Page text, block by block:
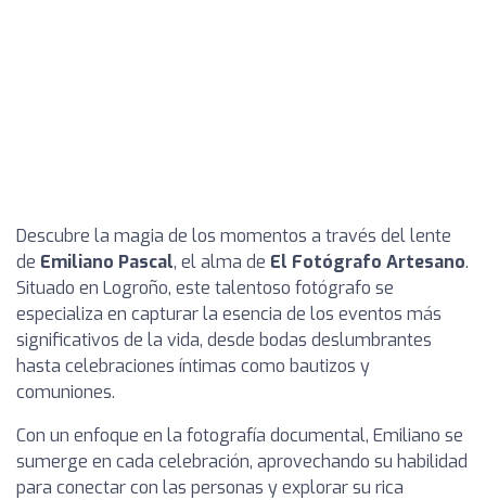
Descubre la magia de los momentos a través del lente
de Emiliano Pascal, el alma de El Fotógrafo Artesano.
Situado en Logroño, este talentoso fotógrafo se
especializa en capturar la esencia de los eventos más
significativos de la vida, desde bodas deslumbrantes
hasta celebraciones íntimas como bautizos y
comuniones.
Con un enfoque en la fotografía documental, Emiliano se
sumerge en cada celebración, aprovechando su habilidad
para conectar con las personas y explorar su rica